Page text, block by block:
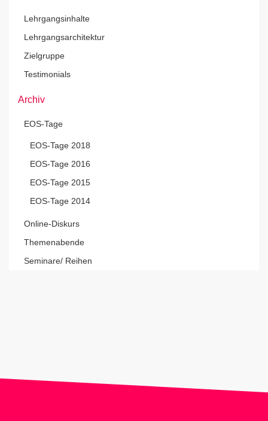
Lehrgangsinhalte
Lehrgangsarchitektur
Zielgruppe
Testimonials
Archiv
EOS-Tage
EOS-Tage 2018
EOS-Tage 2016
EOS-Tage 2015
EOS-Tage 2014
Online-Diskurs
Themenabende
Seminare/ Reihen